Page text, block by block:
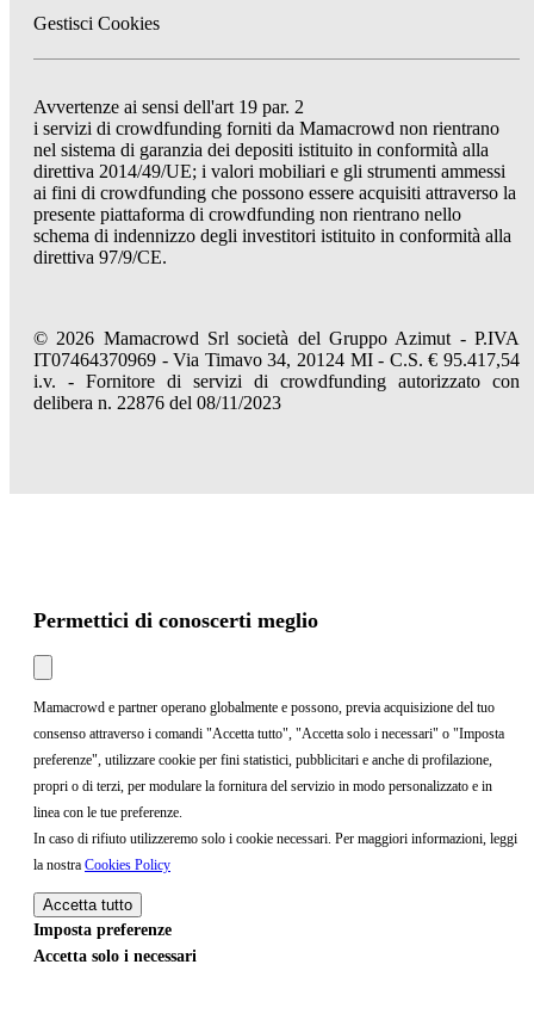
Gestisci Cookies
Avvertenze ai sensi dell'art 19 par. 2
i servizi di crowdfunding forniti da Mamacrowd non rientrano
nel sistema di garanzia dei depositi istituito in conformità alla
direttiva 2014/49/UE; i valori mobiliari e gli strumenti ammessi
ai fini di crowdfunding che possono essere acquisiti attraverso la
presente piattaforma di crowdfunding non rientrano nello
schema di indennizzo degli investitori istituito in conformità alla
direttiva 97/9/CE.
© 2026 Mamacrowd Srl società del Gruppo Azimut - P.IVA
IT07464370969 - Via Timavo 34, 20124 MI - C.S. € 95.417,54
i.v. - Fornitore di servizi di crowdfunding autorizzato con
delibera n. 22876 del 08/11/2023
Permettici di conoscerti meglio
Mamacrowd e partner operano globalmente e possono, previa acquisizione del tuo
consenso attraverso i comandi "Accetta tutto", "Accetta solo i necessari" o "Imposta
preferenze", utilizzare cookie per fini statistici, pubblicitari e anche di profilazione,
propri o di terzi, per modulare la fornitura del servizio in modo personalizzato e in
linea con le tue preferenze.
In caso di rifiuto utilizzeremo solo i cookie necessari. Per maggiori informazioni, leggi
la nostra Cookies Policy
Accetta tutto
Imposta preferenze
Accetta solo i necessari